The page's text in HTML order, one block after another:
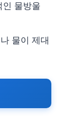
인 물방울
물이 제대